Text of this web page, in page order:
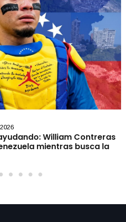
William Contreras
mientras busca la